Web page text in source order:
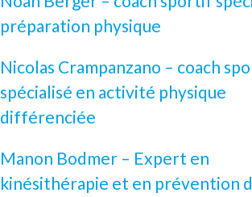
préparation physique
Nicolas Crampanzano – coach
spécialisé en activité physique
différenciée
Manon Bodmer – Expert en
kinésithérapie et en prévention